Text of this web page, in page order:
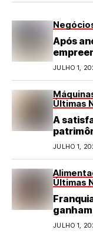
Após
turismo
JULHO 1,
Últimas
A
JULHO 1,
Últimas
JULHO 1,